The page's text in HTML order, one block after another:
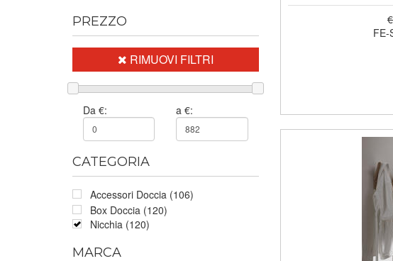
PREZZO
RIMUOVI FILTRI
Da €: a €:
CATEGORIA
Accessori Doccia (106)
Box Doccia (120)
Nicchia (120)
MARCA
FE-